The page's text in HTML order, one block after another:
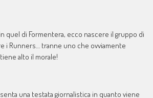
quel di Formentera, ecco nascere il gruppo di
i Runners… tranne uno che ovviamente
alto il morale!
una testata giornalistica in quanto viene